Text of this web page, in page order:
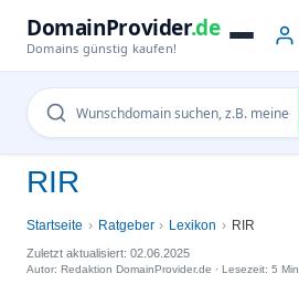
DomainProvider.de
Domains günstig kaufen!
RIR
Startseite Ratgeber Lexikon RIR
Zuletzt aktualisiert: 02.06.2025
Autor: Redaktion DomainProvider.de · Lesezeit: 5 Min.